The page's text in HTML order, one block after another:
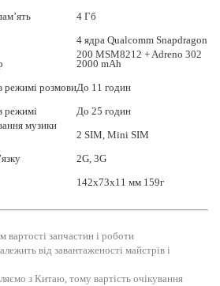
режимі розмови
режимі
музики
4 Гб
4 ядра Qualcomm Snapdragon
200 MSM8212 + Adreno 302
2000 mAh
До 11 годин
До 25 годин
2 SIM, Mini SIM
2G, 3G
142x73x11 мм 159г
вартості запчастин і роботи
від завантаженості майстрів і
з Китаю, тому вартість очікування